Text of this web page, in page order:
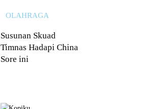
OLAHRAGA
Susunan Skuad
Timnas Hadapi China
Sore ini